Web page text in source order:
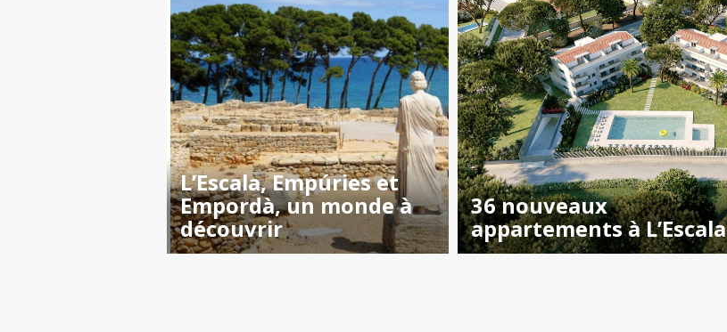
L’Escala, Empúries et
Empordà, un monde à
découvrir
36 nouveaux
appartements à L’Escala